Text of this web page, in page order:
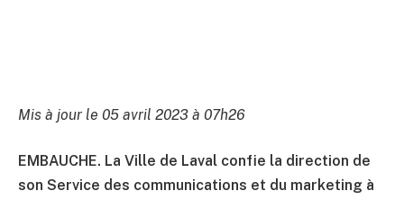
Mis à jour le 05 avril 2023 à 07h26
EMBAUCHE. La Ville de Laval confie la direction de
son Service des communications et du marketing à